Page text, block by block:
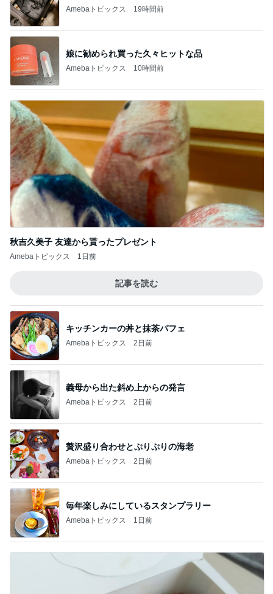
Amebaトピックス 19時間前
娘に勧められ買った久々ヒットな品
Amebaトピックス 10時間前
秋吉久美子 友達から貰ったプレゼント
Amebaトピックス 1日前
記事を読む
キッチンカーの丼と抹茶パフェ
Amebaトピックス 2日前
義母から出た斜め上からの発言
Amebaトピックス 2日前
贅沢盛り合わせとぷりぷりの海老
Amebaトピックス 2日前
毎年楽しみにしているスタンプラリー
Amebaトピックス 1日前